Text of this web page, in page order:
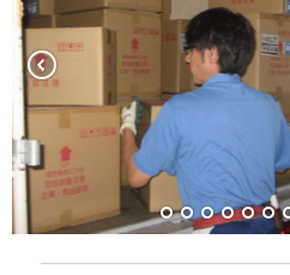
印字枚数について
対応プリンターメーカー
見積書発行依頼
なぜ業務用を選ぶべき？
サイトマップ